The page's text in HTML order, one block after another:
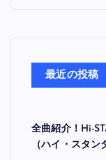
最近の投稿
全曲紹介！Hi-
（ハイ・スタン